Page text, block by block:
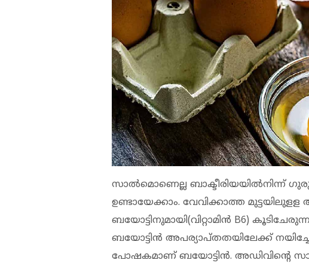
സാല്‍മൊണെല്ല ബാക്ടീരിയയില്‍നിന്ന്
ഉണ്ടായേക്കാം. വേവിക്കാത്ത മുട്ടയിലുളള
ബയോട്ടിനുമായി(വിറ്റാമിന്‍ B6)
ബയോട്ടിന്‍ അപര്യാപ്തതയിലേക്ക്
പോഷകമാണ് ബയോട്ടിന്‍. അഡിവിന്റെ